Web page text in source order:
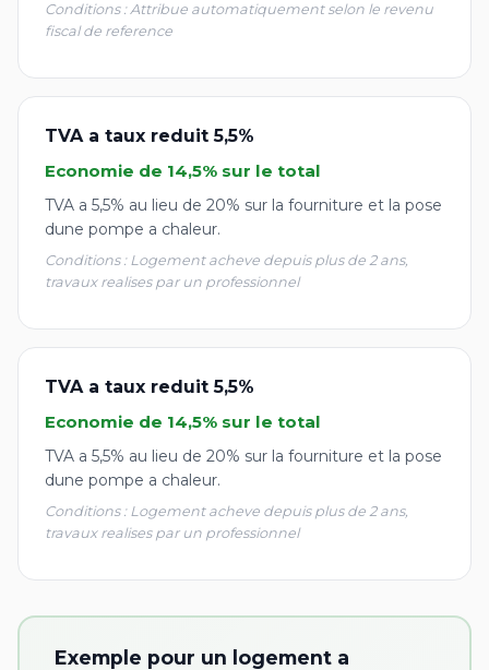
Conditions : Attribue automatiquement selon le revenu
fiscal de reference
TVA a taux reduit 5,5%
Economie de 14,5% sur le total
TVA a 5,5% au lieu de 20% sur la fourniture et la pose
dune pompe a chaleur.
Conditions : Logement acheve depuis plus de 2 ans,
travaux realises par un professionnel
TVA a taux reduit 5,5%
Economie de 14,5% sur le total
TVA a 5,5% au lieu de 20% sur la fourniture et la pose
dune pompe a chaleur.
Conditions : Logement acheve depuis plus de 2 ans,
travaux realises par un professionnel
Exemple pour un logement a